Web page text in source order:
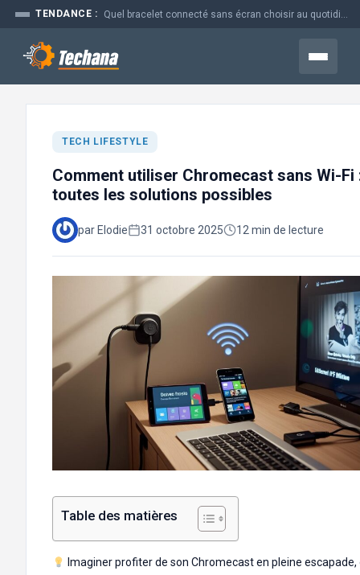
Aller
contenu
TENDANCE :
Menu
TECH LIFESTYLE
Comment utiliser Chromecast sans Wi-Fi
toutes les solutions possibles
par Elodie 31 octobre 2025 12 min de lecture
Table des matières
Imaginer profiter de son Chromecast en pleine escapade,